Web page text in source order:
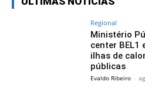
Regional
Ministério
center BEL1
ilhas de
públicas
Evaldo Ribeiro -